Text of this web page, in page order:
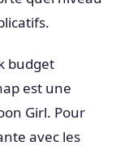
budget
est une
Girl. Pour
avec les